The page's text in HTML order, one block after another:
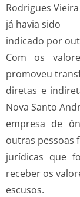
Rodrigues
já havia sido
indicado por
Com os
promoveu
diretas e
Nova Santo
empresa de
outras pessoas
jurídicas que
receber os
escusos.